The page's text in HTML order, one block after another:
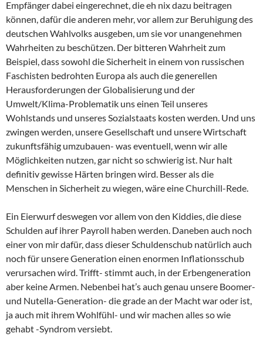
Empfänger dabei eingerechnet, die eh nix dazu beitragen
können, dafür die anderen mehr, vor allem zur Beruhigung des
deutschen Wahlvolks ausgeben, um sie vor unangenehmen
Wahrheiten zu beschützen. Der bitteren Wahrheit zum
Beispiel, dass sowohl die Sicherheit in einem von russischen
Faschisten bedrohten Europa als auch die generellen
Herausforderungen der Globalisierung und der
Umwelt/Klima-Problematik uns einen Teil unseres
Wohlstands und unseres Sozialstaats kosten werden. Und uns
zwingen werden, unsere Gesellschaft und unsere Wirtschaft
zukunftsfähig umzubauen- was eventuell, wenn wir alle
Möglichkeiten nutzen, gar nicht so schwierig ist. Nur halt
definitiv gewisse Härten bringen wird. Besser als die
Menschen in Sicherheit zu wiegen, wäre eine Churchill-Rede.
Ein Eierwurf deswegen vor allem von den Kiddies, die diese
Schulden auf ihrer Payroll haben werden. Daneben auch noch
einer von mir dafür, dass dieser Schuldenschub natürlich auch
noch für unsere Generation einen enormen Inflationsschub
verursachen wird. Trifft- stimmt auch, in der Erbengeneration
aber keine Armen. Nebenbei hat’s auch genau unsere Boomer-
und Nutella-Generation- die grade an der Macht war oder ist,
ja auch mit ihrem Wohlfühl- und wir machen alles so wie
gehabt -Syndrom versiebt.